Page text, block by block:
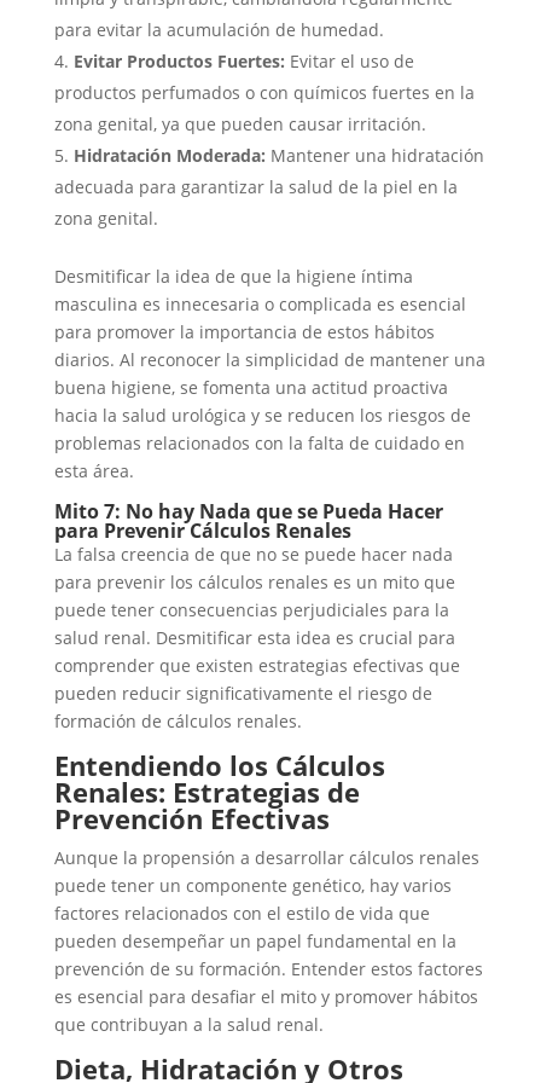
para evitar la acumulación de humedad.
Evitar Productos Fuertes: Evitar el uso de
productos perfumados o con químicos fuertes en la
zona genital, ya que pueden causar irritación.
Hidratación Moderada: Mantener una hidratación
adecuada para garantizar la salud de la piel en la
zona genital.
Desmitificar la idea de que la higiene íntima
masculina es innecesaria o complicada es esencial
para promover la importancia de estos hábitos
diarios. Al reconocer la simplicidad de mantener una
buena higiene, se fomenta una actitud proactiva
hacia la salud urológica y se reducen los riesgos de
problemas relacionados con la falta de cuidado en
esta área.
Mito 7: No hay Nada que se Pueda Hacer
para Prevenir Cálculos Renales
La falsa creencia de que no se puede hacer nada
para prevenir los cálculos renales es un mito que
puede tener consecuencias perjudiciales para la
salud renal. Desmitificar esta idea es crucial para
comprender que existen estrategias efectivas que
pueden reducir significativamente el riesgo de
formación de cálculos renales.
Entendiendo los Cálculos
Renales: Estrategias de
Prevención Efectivas
Aunque la propensión a desarrollar cálculos renales
puede tener un componente genético, hay varios
factores relacionados con el estilo de vida que
pueden desempeñar un papel fundamental en la
prevención de su formación. Entender estos factores
es esencial para desafiar el mito y promover hábitos
que contribuyan a la salud renal.
Dieta, Hidratación y Otros